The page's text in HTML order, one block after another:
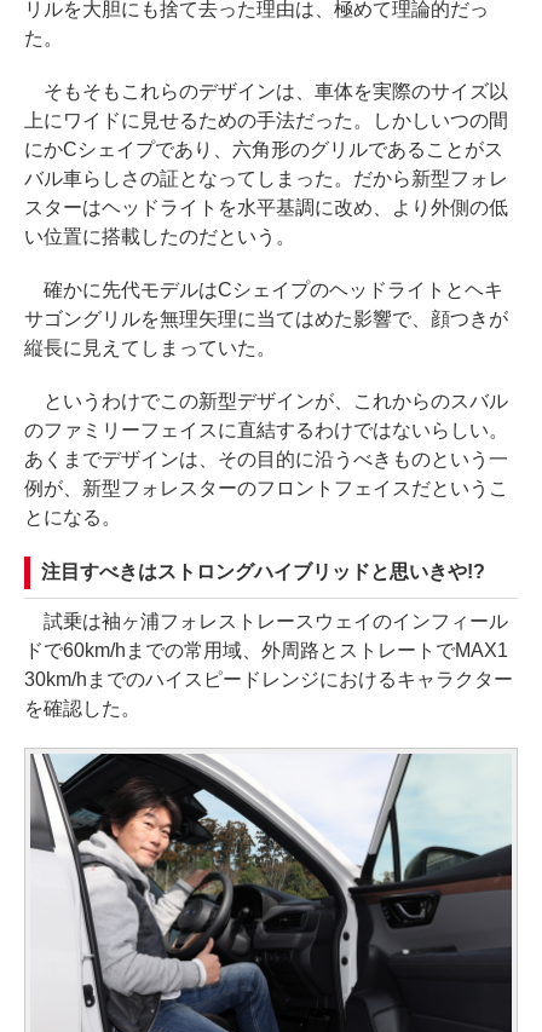
リルを大胆にも捨て去った理由は、極めて理論的だっ
た。
そもそもこれらのデザインは、車体を実際のサイズ以
上にワイドに見せるための手法だった。しかしいつの間
にかCシェイプであり、六角形のグリルであることがス
バル車らしさの証となってしまった。だから新型フォレ
スターはヘッドライトを水平基調に改め、より外側の低
い位置に搭載したのだという。
確かに先代モデルはCシェイプのヘッドライトとヘキ
サゴングリルを無理矢理に当てはめた影響で、顔つきが
縦長に見えてしまっていた。
というわけでこの新型デザインが、これからのスバル
のファミリーフェイスに直結するわけではないらしい。
あくまでデザインは、その目的に沿うべきものという一
例が、新型フォレスターのフロントフェイスだというこ
とになる。
注目すべきはストロングハイブリッドと思いきや!?
試乗は袖ヶ浦フォレストレースウェイのインフィール
ドで60km/hまでの常用域、外周路とストレートでMAX1
30km/hまでのハイスピードレンジにおけるキャラクター
を確認した。